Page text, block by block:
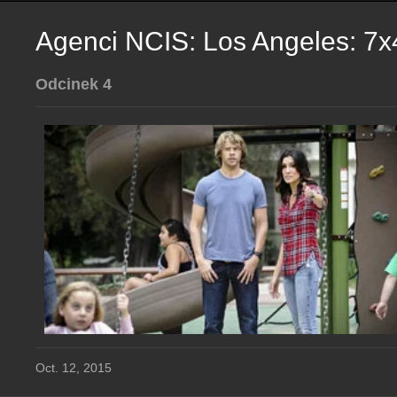
Agenci NCIS: Los Angeles:
Odcinek 4
Oct. 12, 2015